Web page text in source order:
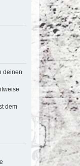
deinen
dem